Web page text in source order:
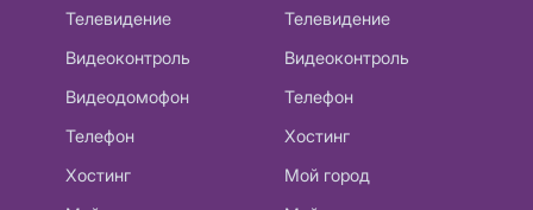
Телевидение
Видеоконтроль
Видеодомофон
Телефон
Хостинг
Телевидение
Видеоконтроль
Телефон
Хостинг
Мой город